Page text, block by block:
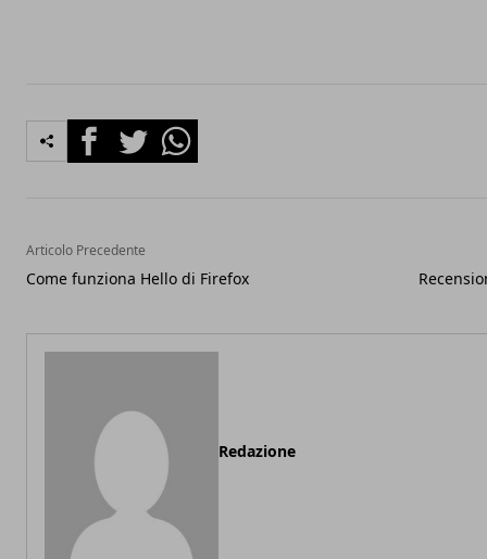
FacebookTwitterWhatsapp
Articolo Precedente
Come funziona Hello di Firefox
Redazione